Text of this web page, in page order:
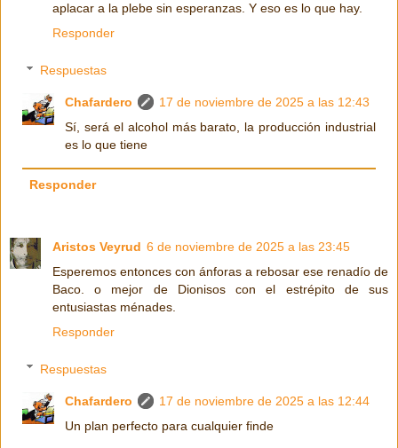
aplacar a la plebe sin esperanzas. Y eso es lo que hay.
Responder
Respuestas
Chafardero
17 de noviembre de 2025 a las 12:43
Sí, será el alcohol más barato, la producción industrial
es lo que tiene
Responder
Aristos Veyrud 6 de noviembre de 2025 a las 23:45
Esperemos entonces con ánforas a rebosar ese renadío de
Baco. o mejor de Dionisos con el estrépito de sus
entusiastas ménades.
Responder
Respuestas
Chafardero
17 de noviembre de 2025 a las 12:44
Un plan perfecto para cualquier finde